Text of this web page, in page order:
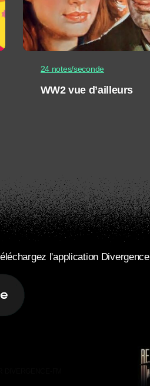
24 notes/seconde
WW2 vue d’ailleurs
l'application Divergence